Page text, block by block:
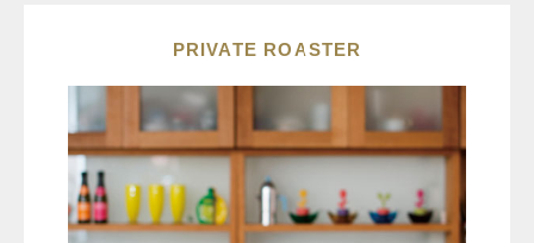
PRIVATE ROASTER